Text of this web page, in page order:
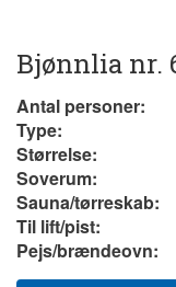
Bjønnlia nr.
Antal personer:
Type:
Størrelse:
Soverum:
Sauna/tørreskab:
Til lift/pist:
Pejs/brændeovn: